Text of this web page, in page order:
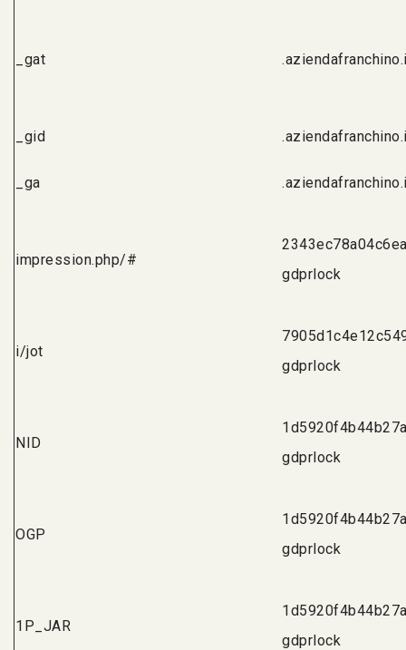
_gat
_gid
_ga
impression.php/#
gdprlock
i/jot
gdprlock
NID
gdprlock
OGP
gdprlock
1P_JAR
gdprlock